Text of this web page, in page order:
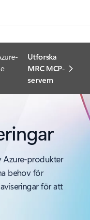
Utforska
MRC MCP-
servern
Azure-produkter
behov för
för att